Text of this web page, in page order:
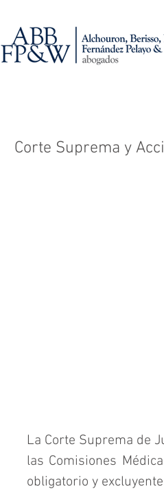
Corte Suprema y
La Corte Suprema de
las Comisiones
obligatorio y